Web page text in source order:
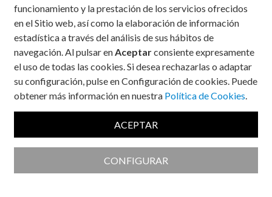
funcionamiento y la prestación de los servicios ofrecidos
en el Sitio web, así como la elaboración de información
estadística a través del análisis de sus hábitos de
navegación. Al pulsar enAceptarconsiente expresamente
el uso de todas las cookies. Si desea rechazarlas o adaptar
su configuración, pulse en Configuración de cookies. Puede
obtener más información en nuestra Política de Cookies.
ACEPTAR
CONFIGURAR
Cuando emprendemos un reto como el del Camino de
Santiago y nos planteamos preparar “la mochila” hay que
tener previsto un botiquín, no solo por los posibles traspiés
cubiertas todas nuestras necesidades en lo que a diabetes se